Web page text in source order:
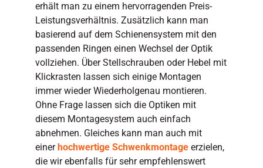
erhält man zu einem hervorragenden Preis-
Leistungsverhältnis. Zusätzlich kann man
basierend auf dem Schienensystem mit den
passenden Ringen einen Wechsel der Optik
vollziehen. Über Stellschrauben oder Hebel mit
Klickrasten lassen sich einige Montagen
immer wieder Wiederholgenau montieren.
Ohne Frage lassen sich die Optiken mit
diesem Montagesystem auch einfach
abnehmen. Gleiches kann man auch mit
einer hochwertige Schwenkmontageerzielen,
die wir ebenfalls für sehr empfehlenswert